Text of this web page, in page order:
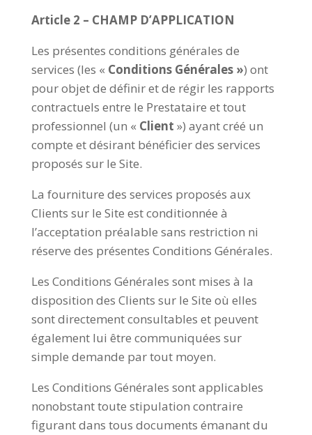
Article 2 – CHAMP D’APPLICATION
Les présentes conditions générales de
services (les « Conditions Générales ») ont
pour objet de définir et de régir les rapports
contractuels entre le Prestataire et tout
professionnel (un « Client ») ayant créé un
compte et désirant bénéficier des services
proposés sur le Site.
La fourniture des services proposés aux
Clients sur le Site est conditionnée à
l’acceptation préalable sans restriction ni
réserve des présentes Conditions Générales.
Les Conditions Générales sont mises à la
disposition des Clients sur le Site où elles
sont directement consultables et peuvent
également lui être communiquées sur
simple demande par tout moyen.
Les Conditions Générales sont applicables
nonobstant toute stipulation contraire
figurant dans tous documents émanant du